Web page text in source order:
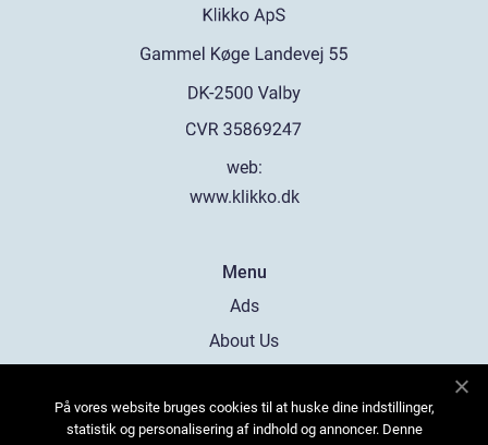
web:
www.klikko.dk
Menu
Ads
About Us
Contact
På vores website bruges cookies til at huske dine indstillinger,
statistik og personalisering af indhold og annoncer. Denne